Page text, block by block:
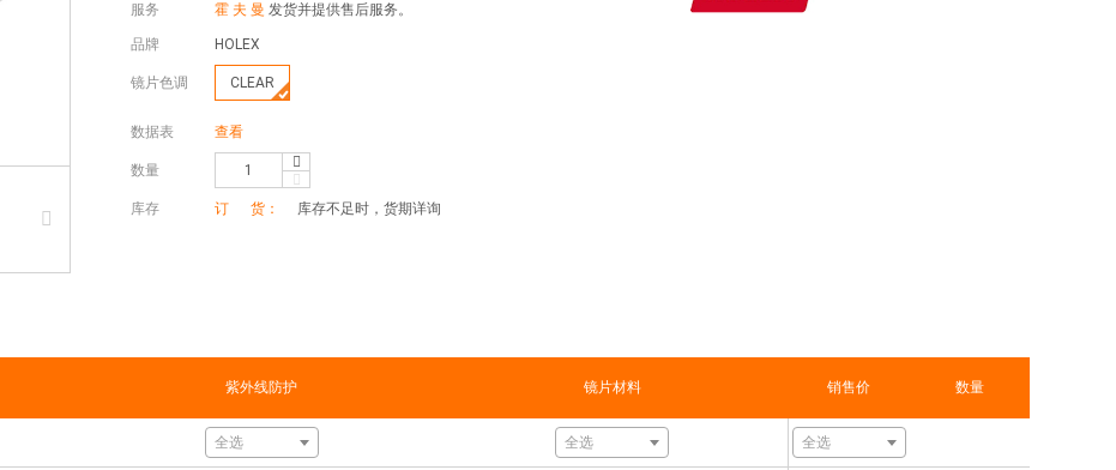
服务 霍 夫 曼 发货并提供售后服务。
品牌 HOLEX
镜片色调 CLEAR
数据表 查看
数量
库存 订 货： 库存不足时，货期详询
紫外线防护 镜片材料
全选 全选
销售价 数量
全选